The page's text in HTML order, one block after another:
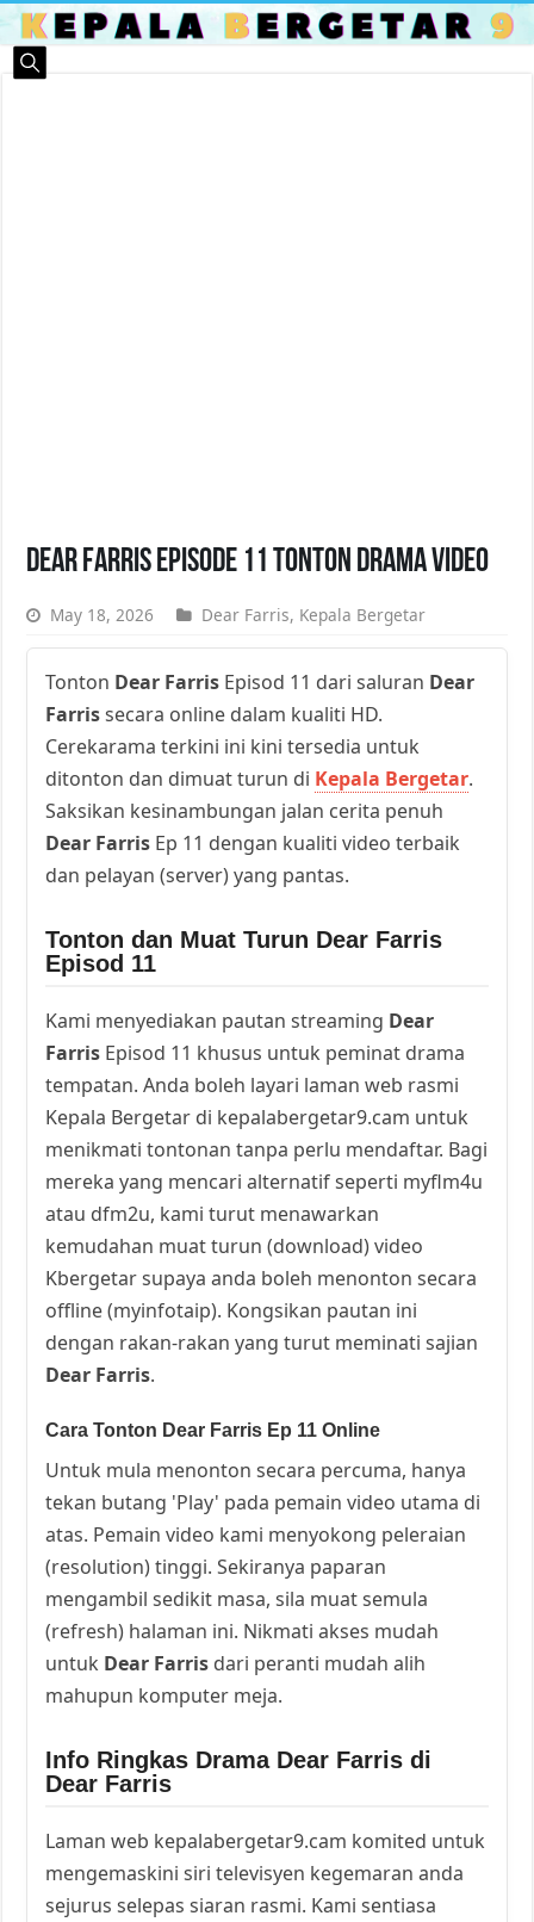
Dear Farris Episode 11 Tonton Drama Video
May 18, 2026 Dear Farris, Kepala Bergetar
Tonton Dear Farris Episod 11 dari saluran Dear
Farrissecara online dalam kualiti HD.
Cerekarama terkini ini kini tersedia untuk
ditonton dan dimuat turun di Kepala Bergetar.
Saksikan kesinambungan jalan cerita penuh
Dear Farris Ep 11 dengan kualiti video terbaik
dan pelayan (server) yang pantas.
Tonton dan Muat Turun Dear Farris
Episod 11
Kami menyediakan pautan streaming Dear
Farris Episod 11 khusus untuk peminat drama
tempatan. Anda boleh layari laman web rasmi
Kepala Bergetar di kepalabergetar9.cam untuk
menikmati tontonan tanpa perlu mendaftar. Bagi
mereka yang mencari alternatif seperti myflm4u
atau dfm2u, kami turut menawarkan
kemudahan muat turun (download) video
Kbergetar supaya anda boleh menonton secara
offline (myinfotaip). Kongsikan pautan ini
dengan rakan-rakan yang turut meminati sajian
Dear Farris.
Cara Tonton Dear Farris Ep 11 Online
Untuk mula menonton secara percuma, hanya
tekan butang 'Play' pada pemain video utama di
atas. Pemain video kami menyokong peleraian
(resolution) tinggi. Sekiranya paparan
mengambil sedikit masa, sila muat semula
(refresh) halaman ini. Nikmati akses mudah
untuk Dear Farris dari peranti mudah alih
mahupun komputer meja.
Info Ringkas Drama Dear Farris di
Dear Farris
Laman web kepalabergetar9.cam komited untuk
mengemaskini siri televisyen kegemaran anda
sejurus selepas siaran rasmi. Kami sentiasa